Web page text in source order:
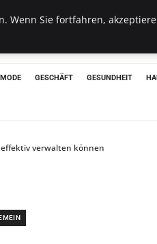
GESCHÄFT GESUNDHEIT
verwalten können
Wenn Sie fortfahren,